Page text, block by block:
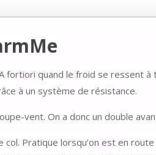
fortiori quand le froid se ressent
à un système de résistance.
vent. On a donc un double
Pratique lorsqu’on est en